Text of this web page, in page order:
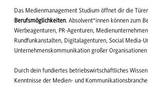
Das Medienmanagement Studium öffnet dir die
Berufsmöglichkeiten. Absolvent*innen können zum
Werbeagenturen, PR-Agenturen,
Rundfunkanstalten, Digitalagenturen, Social Media-
Unternehmenskommunikation großer Organisationen
Durch dein fundiertes betriebswirtschaftliches
Kenntnisse der Medien- und